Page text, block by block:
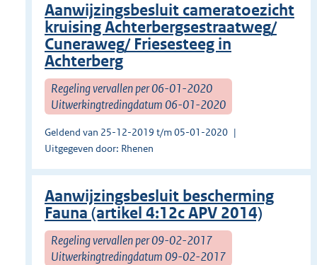
Aanwijzingsbesluit cameratoezicht
kruising Achterbergsestraatweg/
Cuneraweg/ Friesesteeg in
Achterberg
Regeling vervallen per 06-01-2020
Uitwerkingtredingdatum 06-01-2020
Geldend van 25-12-2019 t/m 05-01-2020
Uitgegeven door: Rhenen
Aanwijzingsbesluit bescherming
Fauna (artikel 4:12c APV 2014)
Regeling vervallen per 09-02-2017
Uitwerkingtredingdatum 09-02-2017